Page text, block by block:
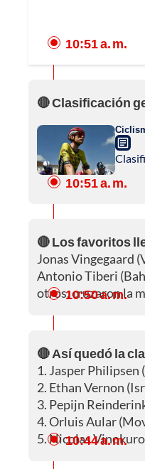
10:51 a. m.
🔴 Clasificación
10:51 a. m.
🔴 Los favoritos
Jonas Vingegaard
Antonio Tiberi
otros, cruzaron la
10:50 a. m.
🔴 Así quedó la
1. Jasper Philipsen
2. Ethan Vernon
3. Pepijn
4. Orluis Aular
5. Nicolas10:44 a. m.